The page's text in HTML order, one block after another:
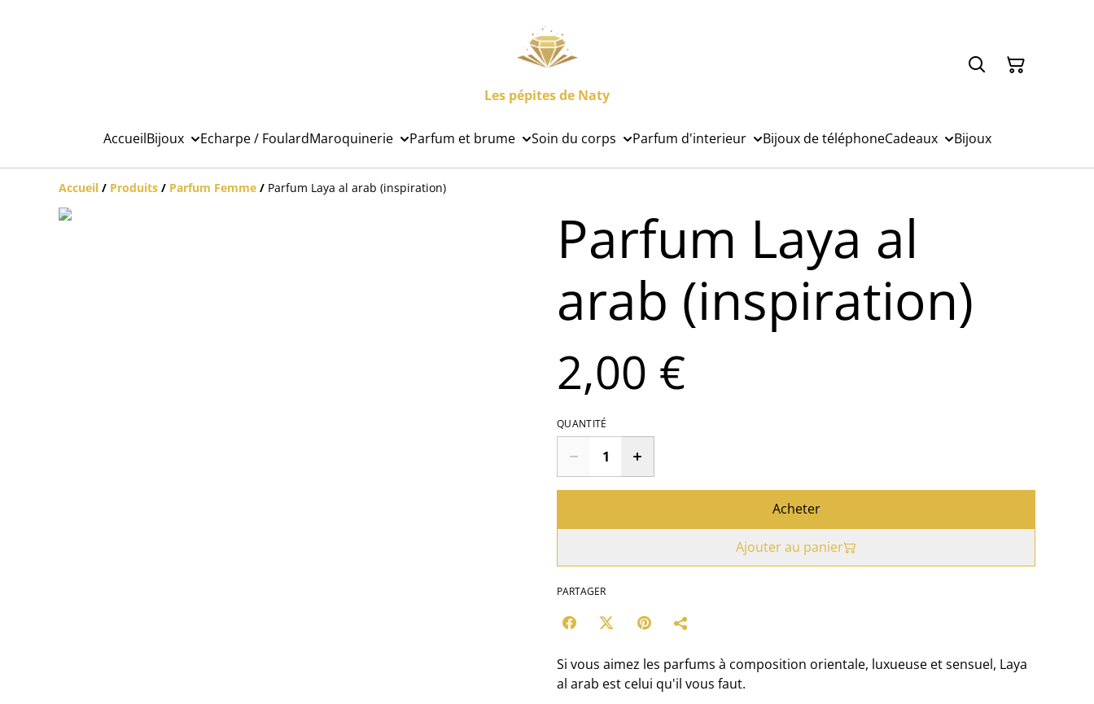
Les pépites de Naty
AccueilBijoux Echarpe / FoulardMaroquinerie Parfum et brume Soin du corps Parfum d'interieur Bijoux de téléphoneCadeaux Bijoux
Accueil / Produits / Parfum Femme / Parfum Laya al arab (inspiration)
Parfum Laya al
arab (inspiration)
2,00 €
QUANTITÉ
Acheter
Ajouter au panier
PARTAGER
Si vous aimez les parfums à composition orientale, luxueuse et sensuel, Laya
al arab est celui qu'il vous faut.